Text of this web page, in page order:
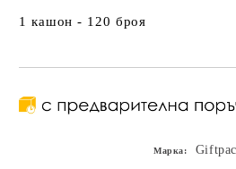
1 кашон - 120 броя
Марка: